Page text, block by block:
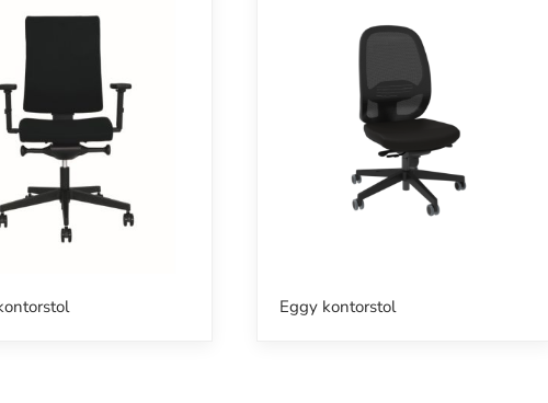
Eggy kontorstol